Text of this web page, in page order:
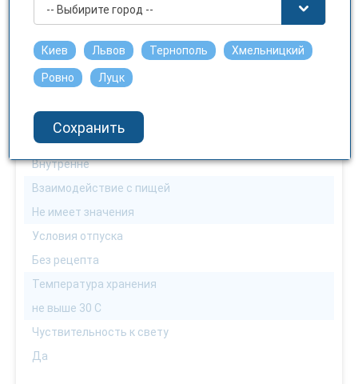
С осторожностью
Можно диабетикам
Можно
С осторожностью
Способ применения
Внутренне
Взаимодействие с пищей
Не имеет значения
Условия отпуска
Без рецепта
Температура хранения
не выше 30 С
Чуствительность к свету
Да
-- Выбирите город --
Киев Львов Тернополь Хмельницкий
Ровно Луцк
Сохранить